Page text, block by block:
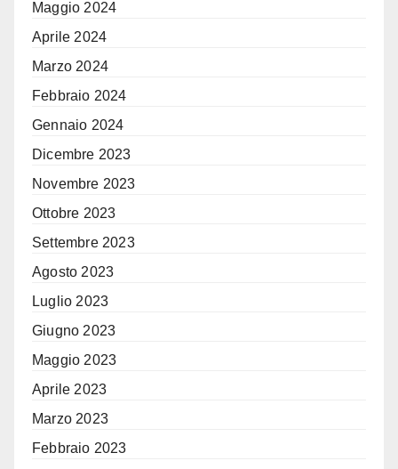
Maggio 2024
Aprile 2024
Marzo 2024
Febbraio 2024
Gennaio 2024
Dicembre 2023
Novembre 2023
Ottobre 2023
Settembre 2023
Agosto 2023
Luglio 2023
Giugno 2023
Maggio 2023
Aprile 2023
Marzo 2023
Febbraio 2023